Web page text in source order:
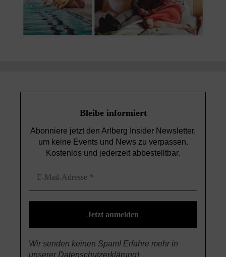
Bleibe informiert
Abonniere jetzt den Arlberg Insider Newsletter,
um keine Events und Newszu verpassen.
Kostenlos und jederzeit abbestelltbar.
Wir senden keinen Spam! Erfahre mehr in
unserer Datenschutzerklärung)